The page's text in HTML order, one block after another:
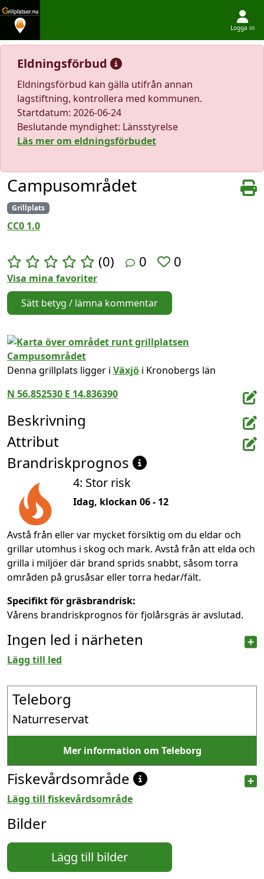
Hoppa till innehållet
Logga in
Eldningsförbud
Eldningsförbud kan gälla utifrån annan
lagstiftning, kontrollera med kommunen.
Startdatum: 2026-06-24
Beslutande myndighet: Länsstyrelse
Läs mer om eldningsförbudet
Campusområdet
Grillplats
CC0 1.0
(0) 0 0
Visa mina favoriter
Sätt betyg / lämna kommentar
Denna grillplats ligger i Växjö i Kronobergs län
N 56.852530 E 14.836390
Beskrivning
Attribut
Brandriskprognos
4: Stor risk
Idag, klockan 06 - 12
Avstå från eller var mycket försiktig om du eldar och
grillar utomhus i skog och mark. Avstå från att elda och
grilla i miljöer där brand sprids snabbt, såsom torra
områden på grusåsar eller torra hedar/fält.
Specifikt för gräsbrandrisk:
Vårens brandriskprognos för fjolårsgräs är avslutad.
Ingen led i närheten
Lägg till led
Teleborg
Naturreservat
Mer information om Teleborg
Fiskevårdsområde
Lägg till fiskevårdsområde
Bilder
Lägg till bilder